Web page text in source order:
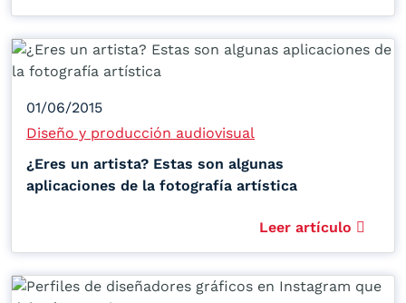
01/06/2015
Diseño y producción audiovisual
¿Eres un artista? Estas son algunas
aplicaciones de la fotografía artística
Leer artículo